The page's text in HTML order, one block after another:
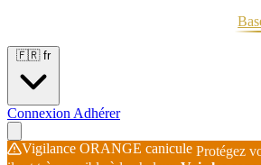
🇫🇷 fr
Connexion Adhérer
Vigilance ORANGE canicule Protégez